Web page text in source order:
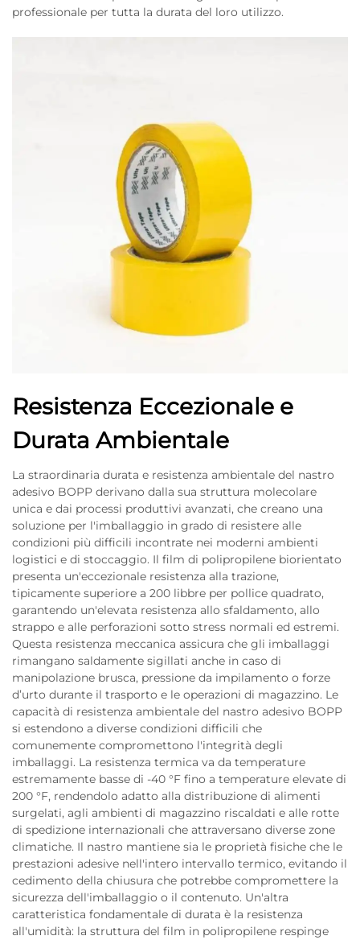
professionale per tutta la durata del loro utilizzo.
Resistenza Eccezionale e
Durata Ambientale
La straordinaria durata e resistenza ambientale del nastro
adesivo BOPP derivano dalla sua struttura molecolare
unica e dai processi produttivi avanzati, che creano una
soluzione per l'imballaggio in grado di resistere alle
condizioni più difficili incontrate nei moderni ambienti
logistici e di stoccaggio. Il film di polipropilene biorientato
presenta un'eccezionale resistenza alla trazione,
tipicamente superiore a 200 libbre per pollice quadrato,
garantendo un'elevata resistenza allo sfaldamento, allo
strappo e alle perforazioni sotto stress normali ed estremi.
Questa resistenza meccanica assicura che gli imballaggi
rimangano saldamente sigillati anche in caso di
manipolazione brusca, pressione da impilamento o forze
d’urto durante il trasporto e le operazioni di magazzino. Le
capacità di resistenza ambientale del nastro adesivo BOPP
si estendono a diverse condizioni difficili che
comunemente compromettono l'integrità degli
imballaggi. La resistenza termica va da temperature
estremamente basse di -40 °F fino a temperature elevate di
200 °F, rendendolo adatto alla distribuzione di alimenti
surgelati, agli ambienti di magazzino riscaldati e alle rotte
di spedizione internazionali che attraversano diverse zone
climatiche. Il nastro mantiene sia le proprietà fisiche che le
prestazioni adesive nell'intero intervallo termico, evitando il
cedimento della chiusura che potrebbe compromettere la
sicurezza dell'imballaggio o il contenuto. Un'altra
caratteristica fondamentale di durata è la resistenza
all'umidità: la struttura del film in polipropilene respinge